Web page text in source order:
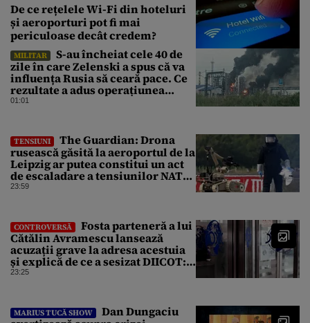
De ce rețelele Wi-Fi din hoteluri
și aeroporturi pot fi mai
periculoase decât credem?
MILITAR
S-au încheiat cele 40 de
zile în care Zelenski a spus că va
influența Rusia să ceară pace. Ce
rezultate a adus operațiunea
Kievului
01:01
TENSIUNI
The Guardian: Drona
rusească găsită la aeroportul de la
Leipzig ar putea constitui un act
de escaladare a tensiunilor NATO-
Rusia
23:59
CONTROVERSĂ
Fosta parteneră a lui
Cătălin Avramescu lansează
acuzații grave la adresa acestuia
și explică de ce a sesizat DIICOT:
„Făcea baie complet dezbrăcat cu
23:25
MARIUS TUCĂ SHOW
Dan Dungaciu